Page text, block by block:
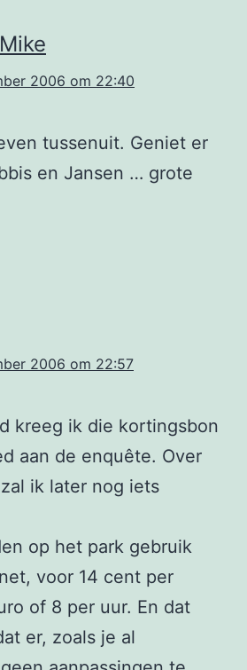
2006 om 22:40
tussenuit. Geniet er
en Jansen … grote
2006 om 22:57
kreeg ik die kortingsbon
aan de enquête. Over
ik later nog iets
op het park gebruik
voor 14 cent per
of 8 per uur. En dat
er, zoals je al